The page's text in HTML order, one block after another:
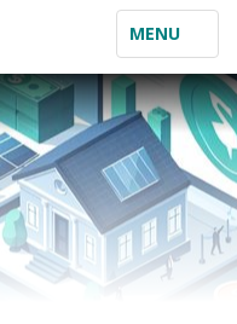
TOGGLE
NAVIGATION
MENU